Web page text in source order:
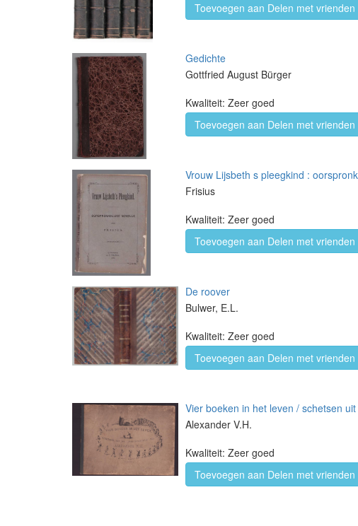
Toevoegen aan Delen met vrienden
Gedichte
Gottfried August Bürger
Kwaliteit: Zeer goed
Toevoegen aan Delen met vrienden
Vrouw Lijsbeth s pleegkind :
Frisius
Kwaliteit: Zeer goed
Toevoegen aan Delen met vrienden
De roover
Bulwer, E.L.
Kwaliteit: Zeer goed
Toevoegen aan Delen met vrienden
Vier boeken in het leven / schetsen
Alexander V.H.
Kwaliteit: Zeer goed
Toevoegen aan Delen met vrienden